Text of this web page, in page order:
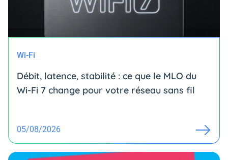
Wi-Fi
Débit, latence, stabilité : ce que le MLO du
Wi-Fi 7 change pour votre réseau sans fil
05/08/2026